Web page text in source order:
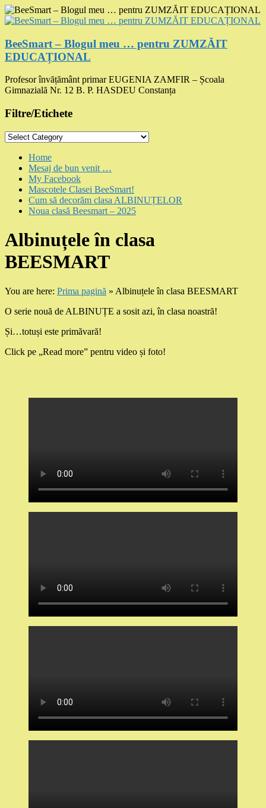
Skip
to
BeeSmart – Blogul meu … pentru ZUMZĂIT
EDUCAȚIONAL
Profesor învățământ primar EUGENIA ZAMFIR – Școala
Gimnazială Nr. 12 B. P. HASDEU Constanța
Filtre/Etichete
Filtre/Etichete
Menu
Home
Mesaj de bun venit …
My Facebook
Mascotele Clasei BeeSmart!
Cum să decorăm clasa ALBINUȚELOR
Noua clasă Beesmart – 2025
Albinuțele în clasa
BEESMART
You are here: Prima pagină » Albinuțele în clasa BEESMART
O serie nouă de ALBINUȚE a sosit azi, în clasa noastră!
Și…totuși este primăvară!
Click pe „Read more” pentru video și foto!